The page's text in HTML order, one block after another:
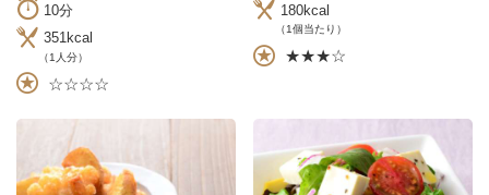
10分
351kcal
（1人分）
☆☆☆☆
180kcal
（1個当たり）
★★★☆